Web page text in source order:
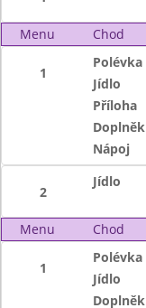
Menu Chod
1
Polévka
Jídlo
Příloha
Doplněk
Nápoj
2
Jídlo
Menu Chod
1
Polévka
Jídlo
Doplněk